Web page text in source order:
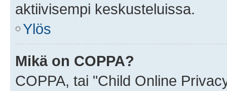
aktiivisempi keskusteluissa.
Ylös
Mikä on COPPA?
COPPA, tai "Child Online